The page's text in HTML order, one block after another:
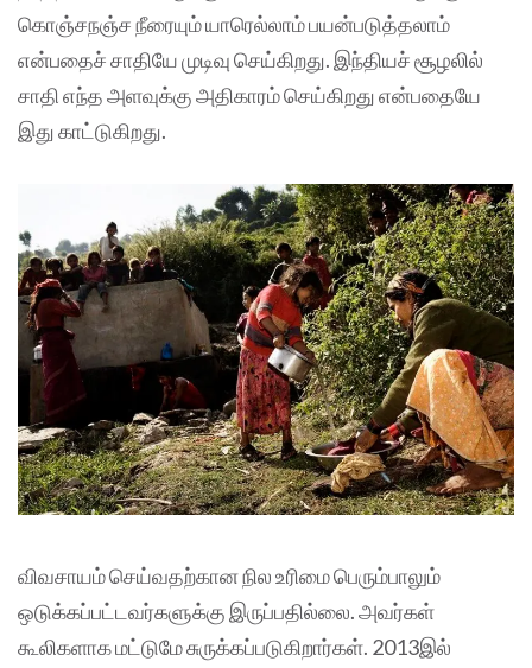
கொஞ்சநஞ்ச நீரையும் யாரெல்லாம் பயன்படுத்தலாம்
என்பதைச் சாதியே முடிவு செய்கிறது. இந்தியச் சூழலில்
சாதி எந்த அளவுக்கு அதிகாரம் செய்கிறது என்பதையே
இது காட்டுகிறது.
விவசாயம் செய்வதற்கான நில உரிமை பெரும்பாலும்
ஒடுக்கப்பட்டவர்களுக்கு இருப்பதில்லை. அவர்கள்
கூலிகளாக மட்டுமே சுருக்கப்படுகிறார்கள். 2013இல்